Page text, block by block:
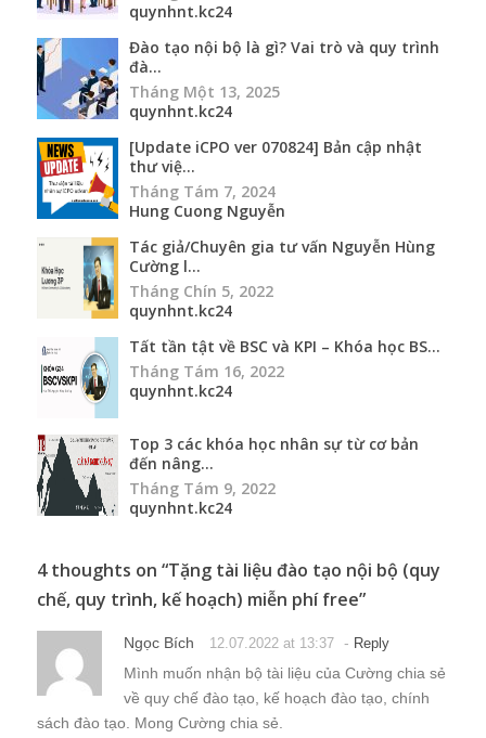
quynhnt.kc24
Đào tạo nội bộ là gì? Vai trò và quy trình
đà...
Tháng Một 13, 2025
quynhnt.kc24
[Update iCPO ver 070824] Bản cập nhật
thư việ...
Tháng Tám 7, 2024
Hung Cuong Nguyễn
Tác giả/Chuyên gia tư vấn Nguyễn Hùng
Cường l...
Tháng Chín 5, 2022
quynhnt.kc24
Tất tần tật về BSC và KPI – Khóa học BS...
Tháng Tám 16, 2022
quynhnt.kc24
Top 3 các khóa học nhân sự từ cơ bản
đến nâng...
Tháng Tám 9, 2022
quynhnt.kc24
4 thoughts on “Tặng tài liệu đào tạo nội bộ (quy
chế, quy trình, kế hoạch) miễn phí free”
Ngọc Bích 12.07.2022 at 13:37 - Reply
Mình muốn nhận bộ tài liệu của Cường chia sẻ
về quy chế đào tạo, kế hoạch đào tạo, chính
sách đào tạo. Mong Cường chia sẻ.